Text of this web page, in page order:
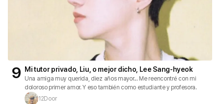
9 Mi tutor privado, Liu, o mejor dicho, Lee Sang-hyeok
Una amiga muy querida, diez años mayor... Me reencontré con mi
doloroso primer amor. Y eso también como estudiante y profesora.
12Door